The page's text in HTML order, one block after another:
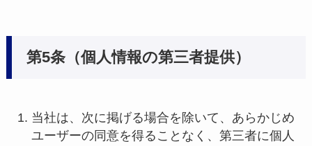
第5条（個人情報の第三者提供）
当社は、次に掲げる場合を除いて、あらかじめ
ユーザーの同意を得ることなく、第三者に個人